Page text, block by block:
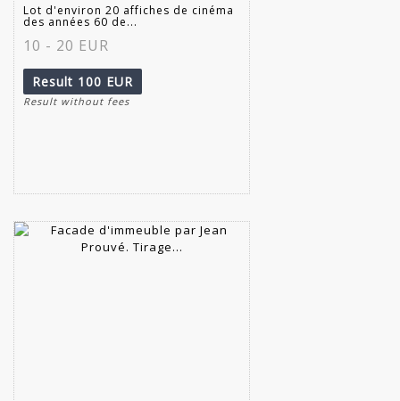
Lot d'environ 20 affiches de cinéma
des années 60 de...
10 - 20 EUR
Result 100 EUR
Result without fees